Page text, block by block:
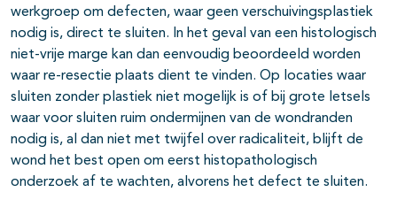
werkgroep om defecten, waar geen verschuivingsplastiek
nodig is, direct te sluiten. In het geval van een histologisch
niet-vrije marge kan dan eenvoudig beoordeeld worden
waar re-resectie plaats dient te vinden. Op locaties waar
sluiten zonder plastiek niet mogelijk is of bij grote letsels
waar voor sluiten ruim ondermijnen van de wondranden
nodig is, al dan niet met twijfel over radicaliteit, blijft de
wond het best open om eerst histopathologisch
onderzoek af te wachten, alvorens het defect te sluiten.